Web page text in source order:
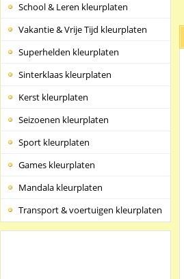
School & Leren kleurplaten
Vakantie & Vrije Tijd kleurplaten
Superhelden kleurplaten
Sinterklaas kleurplaten
Kerst kleurplaten
Seizoenen kleurplaten
Sport kleurplaten
Games kleurplaten
Mandala kleurplaten
Transport & voertuigen kleurplaten